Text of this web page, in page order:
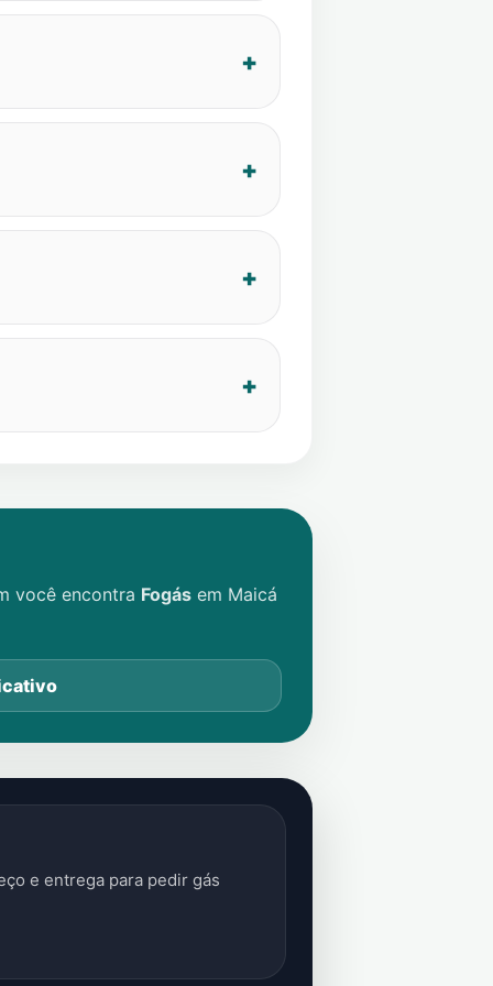
você encontra Fogás em Maicá
e entrega para pedir gás